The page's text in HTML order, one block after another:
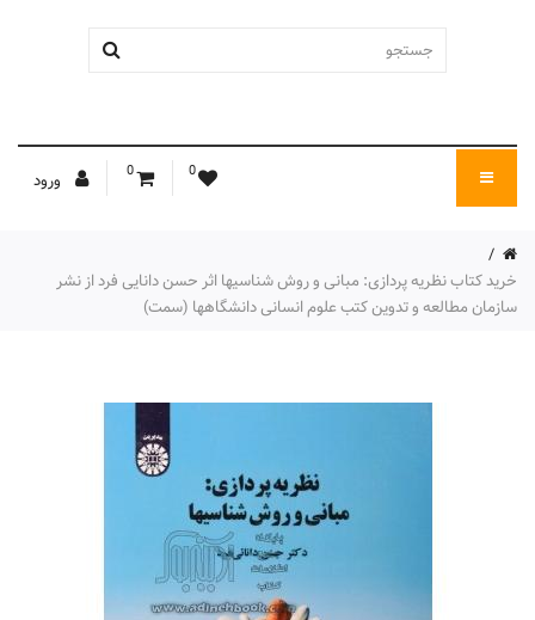
0
0 ورود
خرید کتاب نظریه پردازی: مبانی و روش شناسیها اثر حسن دانایی فرد از نشر
سازمان مطالعه و تدوین کتب علوم انسانی دانشگاهها (سمت)